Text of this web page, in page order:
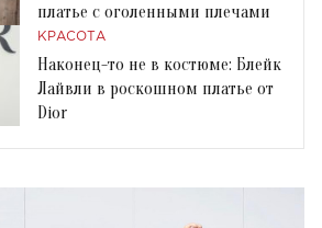
платье с оголенными плечами
КРАСОТА
Наконец-то не в костюме: Блейк
Лайвли в роскошном платье от
Dior